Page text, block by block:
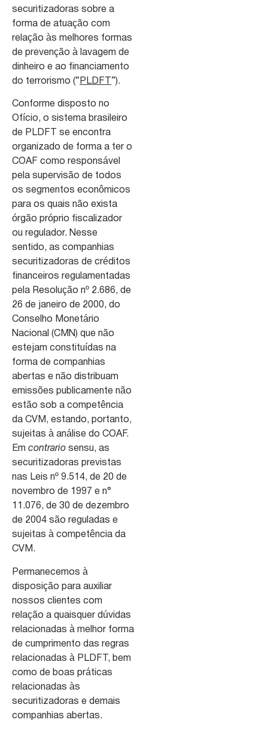
securitizadoras sobre a
forma de atuação com
relação às melhores formas
de prevenção à lavagem de
dinheiro e ao financiamento
do terrorismo (“ PLDFT ”).
Conforme disposto no
Ofício, o sistema brasileiro
de PLDFT se encontra
organizado de forma a ter o
COAF como responsável
pela supervisão de todos
os segmentos econômicos
para os quais não exista
órgão próprio fiscalizador
ou regulador. Nesse
sentido, as companhias
securitizadoras de créditos
financeiros regulamentadas
pela Resolução nº 2.686, de
26 de janeiro de 2000, do
Conselho Monetário
Nacional (CMN) que não
estejam constituídas na
forma de companhias
abertas e não distribuam
emissões publicamente não
estão sob a competência
da CVM, estando, portanto,
sujeitas à análise do COAF.
Em contrario sensu, as
securitizadoras previstas
nas Leis nº 9.514, de 20 de
novembro de 1997 e n°
11.076, de 30 de dezembro
de 2004 são reguladas e
sujeitas à competência da
CVM.
Permanecemos à
disposição para auxiliar
nossos clientes com
relação a quaisquer dúvidas
relacionadas à melhor forma
de cumprimento das regras
relacionadas à PLDFT, bem
como de boas práticas
relacionadas às
securitizadoras e demais
companhias abertas.